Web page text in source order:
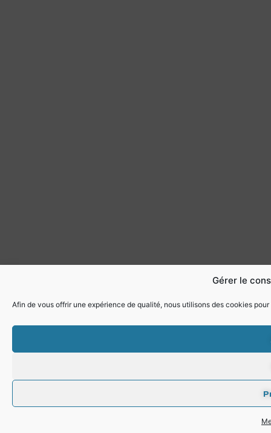
Gérer le
Afin de vous offrir une expérience de qualité, nous utilisons des cookies